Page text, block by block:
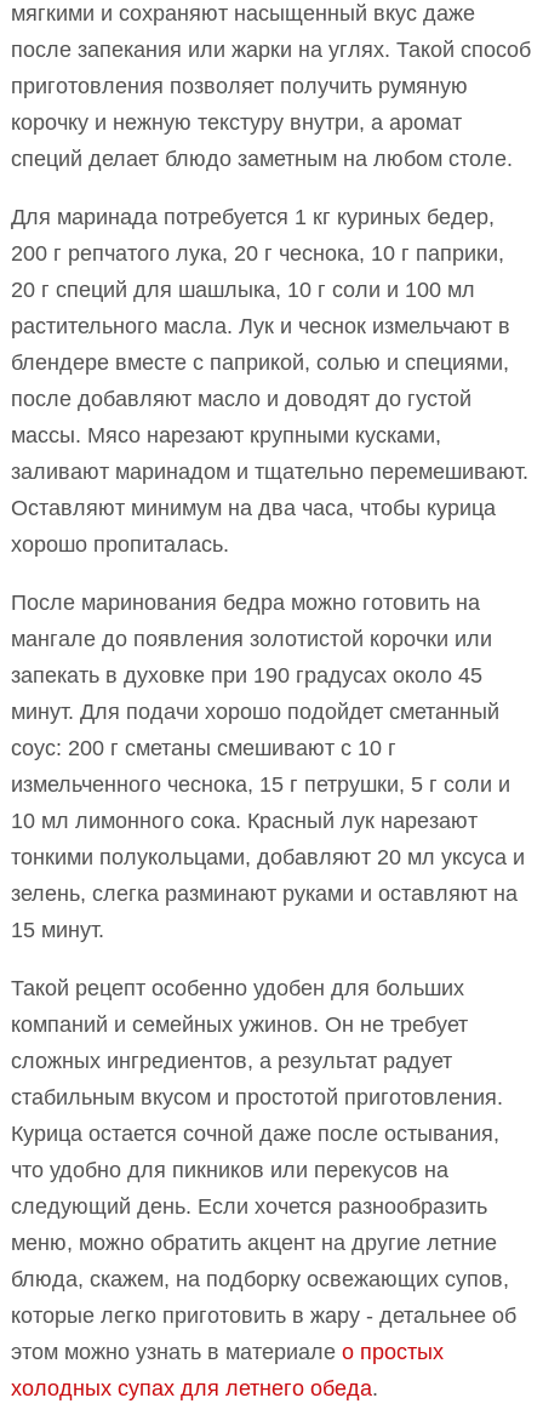
мягкими и сохраняют насыщенный вкус даже
после запекания или жарки на углях. Такой способ
приготовления позволяет получить румяную
корочку и нежную текстуру внутри, а аромат
специй делает блюдо заметным на любом столе.
Для маринада потребуется 1 кг куриных бедер,
200 г репчатого лука, 20 г чеснока, 10 г паприки,
20 г специй для шашлыка, 10 г соли и 100 мл
растительного масла. Лук и чеснок измельчают в
блендере вместе с паприкой, солью и специями,
после добавляют масло и доводят до густой
массы. Мясо нарезают крупными кусками,
заливают маринадом и тщательно перемешивают.
Оставляют минимум на два часа, чтобы курица
хорошо пропиталась.
После маринования бедра можно готовить на
мангале до появления золотистой корочки или
запекать в духовке при 190 градусах около 45
минут. Для подачи хорошо подойдет сметанный
соус: 200 г сметаны смешивают с 10 г
измельченного чеснока, 15 г петрушки, 5 г соли и
10 мл лимонного сока. Красный лук нарезают
тонкими полукольцами, добавляют 20 мл уксуса и
зелень, слегка разминают руками и оставляют на
15 минут.
Такой рецепт особенно удобен для больших
компаний и семейных ужинов. Он не требует
сложных ингредиентов, а результат радует
стабильным вкусом и простотой приготовления.
Курица остается сочной даже после остывания,
что удобно для пикников или перекусов на
следующий день. Если хочется разнообразить
меню, можно обратить акцент на другие летние
блюда, скажем, на подборку освежающих супов,
которые легко приготовить в жару - детальнее об
этом можно узнать в материале о простых
холодных супах для летнего обеда.